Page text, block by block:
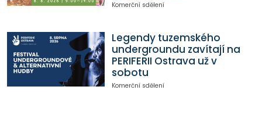
Komerční sdělení
Legendy tuzemského
undergroundu zavítají na
PERIFERII Ostrava už v
sobotu
Komerční sdělení